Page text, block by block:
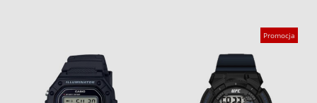
Promocja